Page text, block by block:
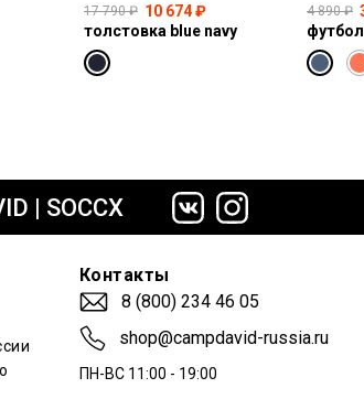
17 790 ₽ 10 674 ₽
толстовка blue navy
4 890 ₽
| SOCCX
Контакты
8 (800) 234 46 05
shop@campdavid-russia.ru
ПН-ВС 11:00 - 19:00